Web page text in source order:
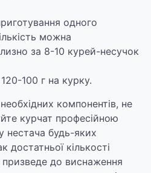
одного
можна
за 8-10 курей-несучок
100 г на курку.
компонентів, не
курчат професійною
нестача будь-яких
кількості
призведе до виснаження